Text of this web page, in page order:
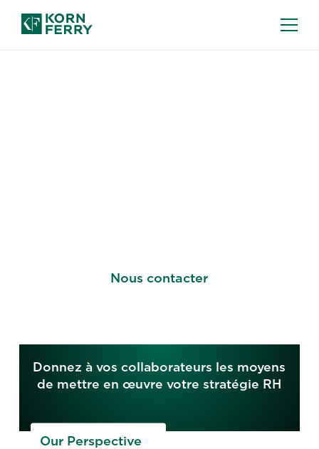
Nous contacter
Donnez à vos collaborateurs les moyens
de mettre en œuvre votre stratégie RH
Our Perspective